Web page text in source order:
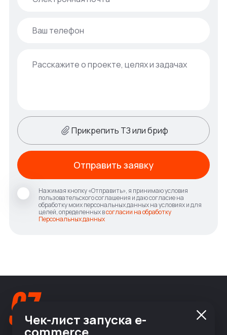
Прикрепить ТЗ или бриф
Нажимая кнопку «Отправить», я принимаю условия
пользовательского соглашения и даю согласие на
обработку моих персональных данных на условиях и для
целей, определенных всогласии на обработку
Персональных данных
Отправить заявку
Чек-лист запуска e-